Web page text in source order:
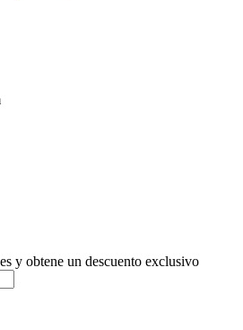
y obtene un descuento exclusivo